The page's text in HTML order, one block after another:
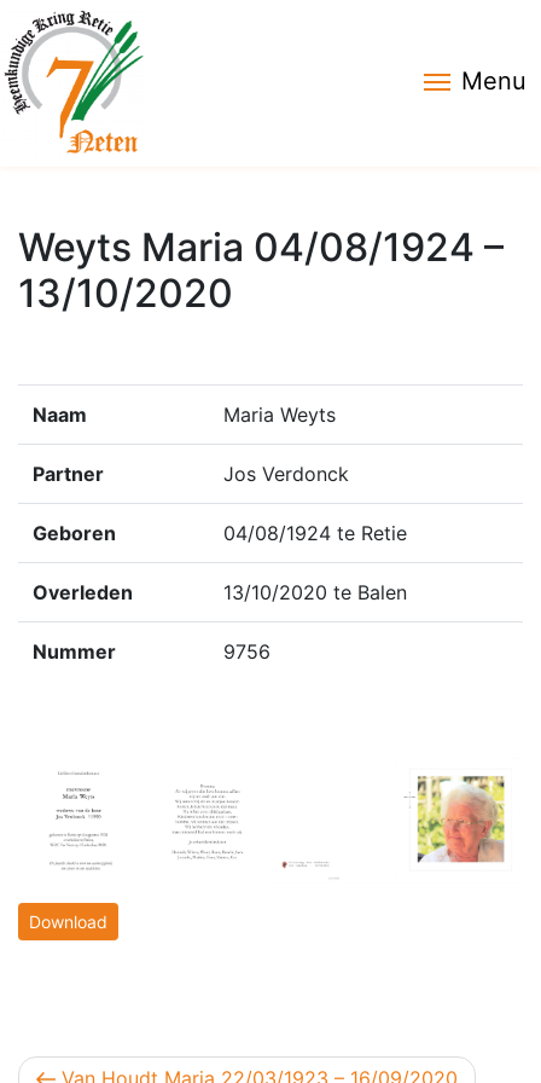
Menu
Weyts Maria 04/08/1924 –
13/10/2020
Naam Maria Weyts
Partner Jos Verdonck
Geboren 04/08/1924 te Retie
Overleden 13/10/2020 te Balen
Nummer 9756
Download
Berichtnavigatie
Vorig bericht
Van Houdt Maria 22/03/1923 – 16/09/2020